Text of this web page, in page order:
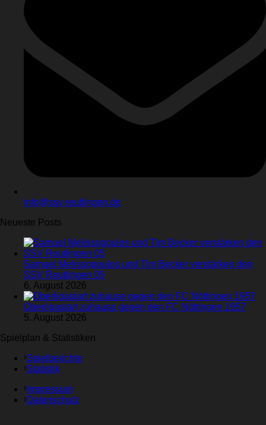
info@ssv-reutlingen.de
Neueste Posts
Samuel Melissopoulos und Tim Becker verstärken den
SSV Reutlingen 05
6. August 2026
Oberligastart zuhause gegen den FC Nöttingen 1957
5. August 2026
Spielplan & Statistiken
Spielberichte
Statistik
Impressum
Datenschutz